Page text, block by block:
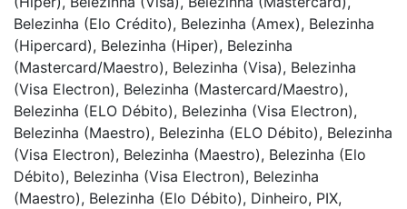
Belezinha (Elo Crédito), Belezinha (Amex), Belezinha
(Hipercard), Belezinha (Hiper), Belezinha
(Mastercard/Maestro), Belezinha (Visa), Belezinha
(Visa Electron), Belezinha (Mastercard/Maestro),
Belezinha (ELO Débito), Belezinha (Visa Electron),
Belezinha (Maestro), Belezinha (ELO Débito), Belezinha
(Visa Electron), Belezinha (Maestro), Belezinha (Elo
Débito), Belezinha (Visa Electron), Belezinha
(Maestro), Belezinha (Elo Débito), Dinheiro, PIX,